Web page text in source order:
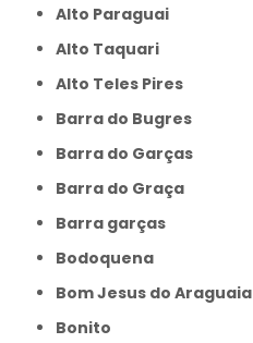
Alto Paraguai
Alto Taquari
Alto Teles Pires
Barra do Bugres
Barra do Garças
Barra do Graça
Barra garças
Bodoquena
Bom Jesus do Araguaia
Bonito